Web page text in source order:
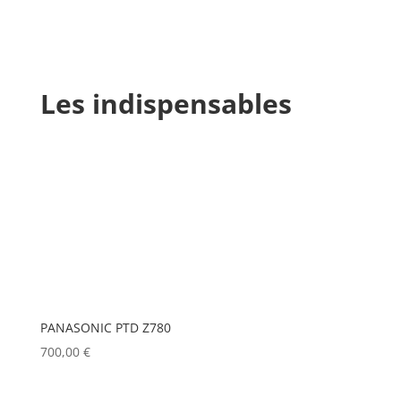
Les indispensables
PANASONIC PTD Z780
700,00 €